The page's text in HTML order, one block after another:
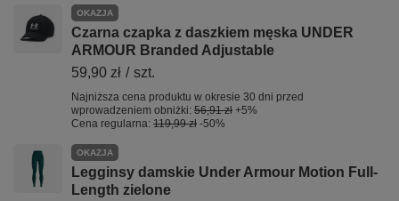
OKAZJA
Czarna czapka z daszkiem męska UNDER
ARMOUR Branded Adjustable
59,90 zł / szt.
Najniższa cena produktu w okresie 30 dni przed
wprowadzeniem obniżki: 56,91 zł +5%
Cena regularna: 119,99 zł -50%
OKAZJA
Legginsy damskie Under Armour Motion Full-
Length zielone